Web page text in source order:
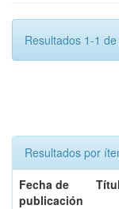
Resultados 1-1 de
Resultados por
Fecha de
publicación